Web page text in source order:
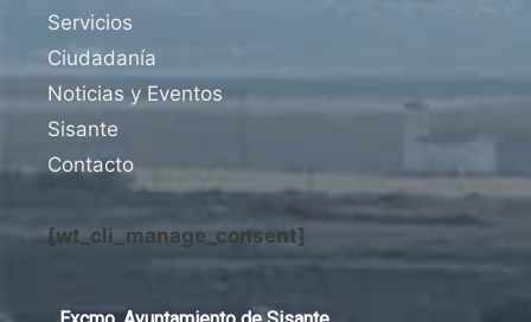
Servicios
Ciudadanía
Noticias y Eventos
Sisante
Contacto
[wt_cli_manage_consent]